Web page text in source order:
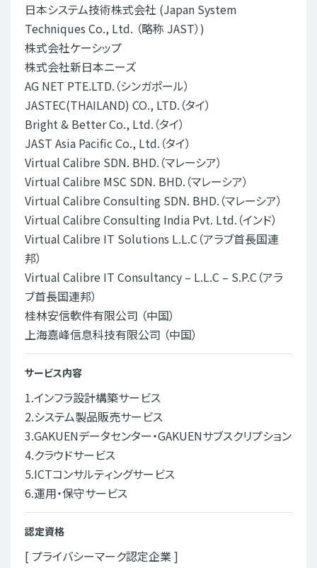
日本システム技術株式会社 (Japan System
Techniques Co., Ltd. （略称 JAST）)
株式会社ケーシップ
株式会社新日本ニーズ
AG NET PTE.LTD.（シンガポール）
JASTEC(THAILAND) CO., LTD.（タイ）
Bright & Better Co., Ltd.（タイ）
JAST Asia Pacific Co., Ltd.（タイ）
Virtual Calibre SDN. BHD.（マレーシア）
Virtual Calibre MSC SDN. BHD.（マレーシア）
Virtual Calibre Consulting SDN. BHD.（マレーシア）
Virtual Calibre Consulting India Pvt. Ltd.（インド）
Virtual Calibre IT Solutions L.L.C（アラブ首長国連
邦）
Virtual Calibre IT Consultancy – L.L.C – S.P.C（アラ
ブ首長国連邦）
桂林安信軟件有限公司 （中国）
上海嘉峰信息科技有限公司 （中国）
サービス内容
1.インフラ設計構築サービス
2.システム製品販売サービス
3.GAKUENデータセンター・GAKUENサブスクリプション
4.クラウドサービス
5.ICTコンサルティングサービス
6.運用・保守サービス
認定資格
[ プライバシーマーク認定企業 ]